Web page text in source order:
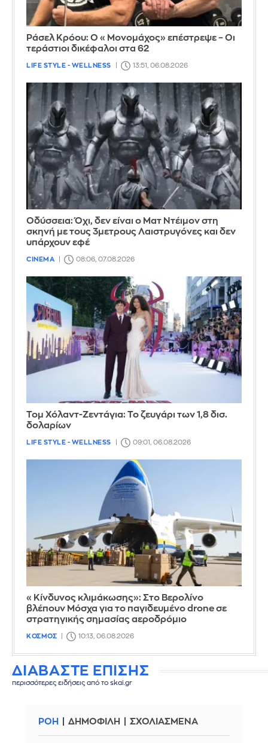
Ράσελ Κρόου: Ο «Μονομάχος» επέστρεψε – Οι
τεράστιοι δικέφαλοι στα 62
LIFE STYLE - WELLNESS 13:51, 06.08.2026
Οδύσσεια: Όχι, δεν είναι ο Ματ Ντέιμον στη
σκηνή με τους 3μετρους Λαιστρυγόνες και δεν
υπάρχουν εφέ
CINEMA 08:06, 07.08.2026
Τομ Χόλαντ-Ζεντάγια: Το ζευγάρι των 1,8 δισ.
δολαρίων
LIFE STYLE - WELLNESS 09:01, 06.08.2026
«Κίνδυνος κλιμάκωσης»: Στο Βερολίνο
βλέπουν Μόσχα για το παγιδευμένο drone σε
στρατηγικής σημασίας αεροδρόμιο
ΚΟΣΜΟΣ 10:13, 06.08.2026
ΔΙΑΒΑΣΤΕ ΕΠΙΣΗΣ
περισσότερες ειδήσεις από το skai.gr
ΡΟΗ ΔΗΜΟΦΙΛΗ ΣΧΟΛΙΑΣΜΕΝΑ